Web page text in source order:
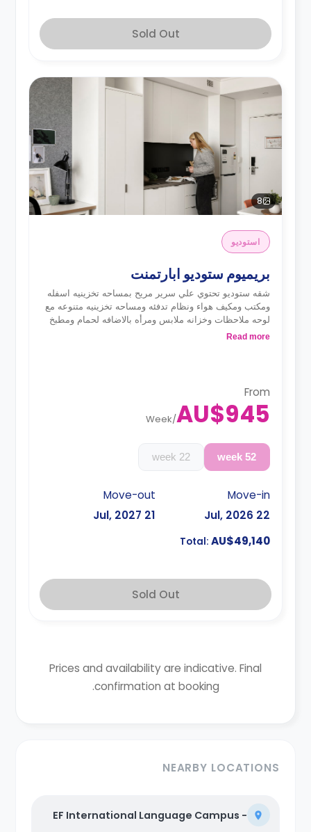
Sold Out
8
استوديو
بريميوم ستوديو ابارتمنت
شقه ستوديو تحتوي علي سرير مريح بمساحه تخزينيه اسفله
ومكتب ومكيف هواء ونظام تدفئه ومساحه تخزينيه متنوعه مع
لوحه ملاحظات وخزانه ملابس ومرأه بالاضافه لحمام ومطبخ
متكامل
Read more
From
AU$945
/
Week
52 week
22 week
Move-in
22 Jul, 2026
Move-out
21 Jul, 2027
Total: AU$49,140
Sold Out
Prices and availability are indicative. Final
confirmation at booking.
NEARBY LOCATIONS
EF International Language Campus -